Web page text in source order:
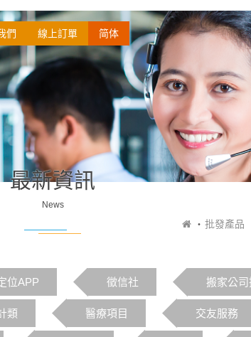
們 線上訂單 简体
最新資訊
News
批發產品
位APP 徵信社 搬家公司
類 醫療項目 交友服務